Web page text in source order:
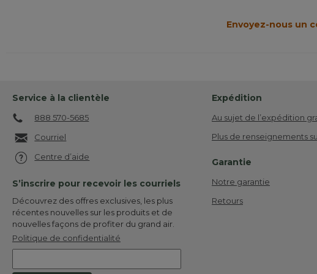
Envoyez-nous un
Service à la clientèle
888 570-5685
Courriel
Centre d’aide
S’inscrire pour recevoir les courriels
Découvrez des offres exclusives, les plus
récentes nouvelles sur les produits et de
nouvelles façons de profiter du grand air.
Politique de confidentialité
Expédition
Au sujet de l’expédition
Plus de renseignements
Garantie
Notre garantie
Retours